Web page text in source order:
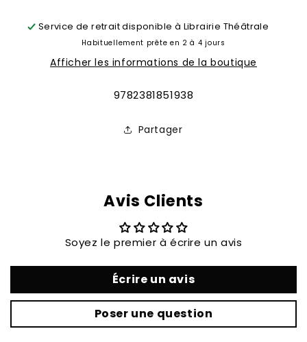
OIRES
EN
DEPUIS
OIRES
EN
DEPUIS
Service de retrait disponible à Librairie Théâtrale
Habituellement prête en 2 à 4 jours
Afficher les informations de la boutique
SKU:
9782381851938
Partager
Avis Clients
Soyez le premier à écrire un avis
Écrire un avis
Poser une question